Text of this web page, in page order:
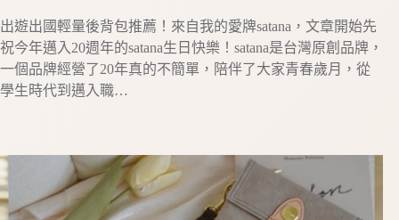
出遊出國輕量後背包推薦！來自我的愛牌satana，文章開始先
祝今年邁入20週年的satana生日快樂！satana是台灣原創品牌，
一個品牌經營了20年真的不簡單，陪伴了大家青春歲月，從
學生時代到邁入職…